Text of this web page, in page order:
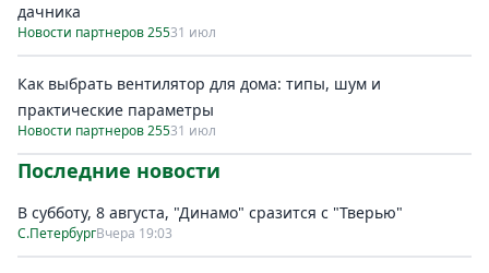
дачника
Новости партнеров 25531 июл
Как выбрать вентилятор для дома: типы, шум и
практические параметры
Новости партнеров 25531 июл
Последние новости
В субботу, 8 августа, "Динамо" сразится с "Тверью"
С.ПетербургВчера 19:03